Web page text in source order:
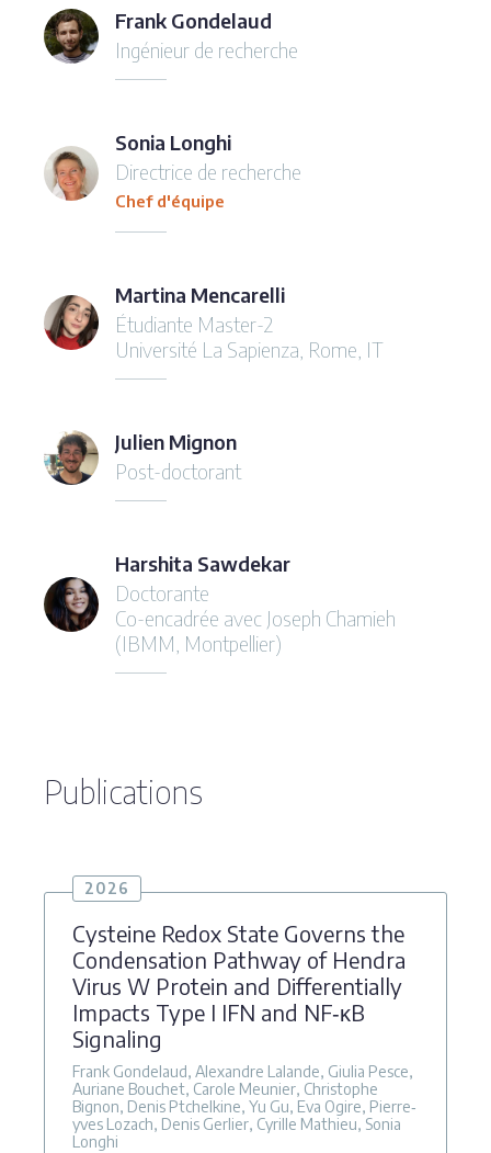
Frank Gondelaud
Ingénieur de recherche
Sonia Longhi
Directrice de recherche
Chef d'équipe
Martina Mencarelli
Étudiante Master-2
Université La Sapienza, Rome, IT
Julien Mignon
Post-doctorant
Harshita Sawdekar
Doctorante
Co-encadrée avec Joseph Chamieh
(IBMM, Montpellier)
Publications
2026
Cysteine Redox State Governs the
Condensation Pathway of Hendra
Virus W Protein and Differentially
Impacts Type I IFN and NF‐κB
Signaling
Frank Gondelaud, Alexandre Lalande, Giulia Pesce,
Auriane Bouchet, Carole Meunier, Christophe
Bignon, Denis Ptchelkine, Yu Gu, Eva Ogire, Pierre‐
yves Lozach, Denis Gerlier, Cyrille Mathieu, Sonia
Longhi